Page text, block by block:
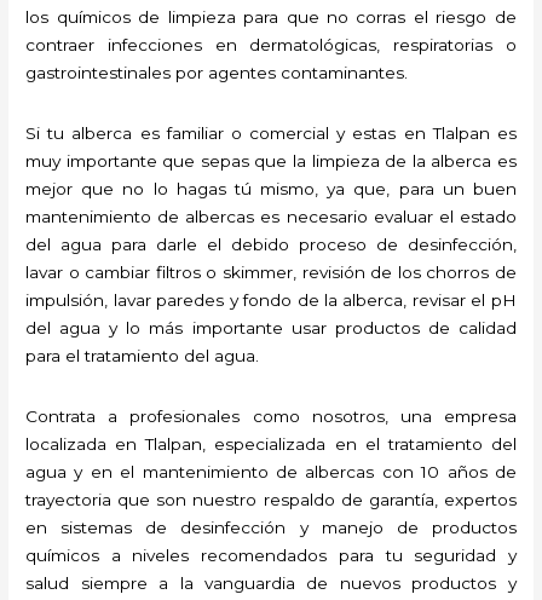
los químicos de limpieza para que no corras el riesgo de
contraer infecciones en dermatológicas, respiratorias o
gastrointestinales por agentes contaminantes.
Si tu alberca es familiar o comercial y estas en Tlalpan es
muy importante que sepas que la limpieza de la alberca es
mejor que no lo hagas tú mismo, ya que, para un buen
mantenimiento de albercas es necesario evaluar el estado
del agua para darle el debido proceso de desinfección,
lavar o cambiar filtros o skimmer, revisión de los chorros de
impulsión, lavar paredes y fondo de la alberca, revisar el pH
del agua y lo más importante usar productos de calidad
para el tratamiento del agua.
Contrata a profesionales como nosotros, una empresa
localizada en Tlalpan, especializada en el tratamiento del
agua y en el mantenimiento de albercas con 10 años de
trayectoria que son nuestro respaldo de garantía, expertos
en sistemas de desinfección y manejo de productos
químicos a niveles recomendados para tu seguridad y
salud siempre a la vanguardia de nuevos productos y